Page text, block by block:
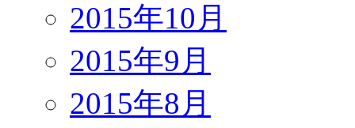
2015年10月
2015年9月
2015年8月